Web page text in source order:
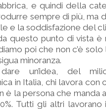
e quindi della
sempre di più, ma
e la soddisfazione del
questo punto di vista è
poi che non c’è
minoranza.
un’idea, del
in Italia, chi lavora
è la persona che manda
Tutti gli altri